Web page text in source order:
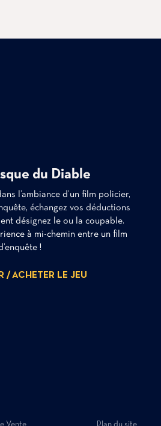
du Diable
l’ambiance d’un film policier,
échangez vos déductions
désignez le ou la coupable.
à mi-chemin entre un film
!
/ ACHETER LE JEU
Vente Plan du site